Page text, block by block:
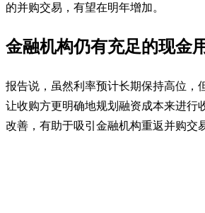
的并购交易，有望在明年增加。
金融机构仍有充足的现金
报告说，虽然利率预计长期保持高位，
让收购方更明确地规划融资成本来进行
改善，有助于吸引金融机构重返并购交